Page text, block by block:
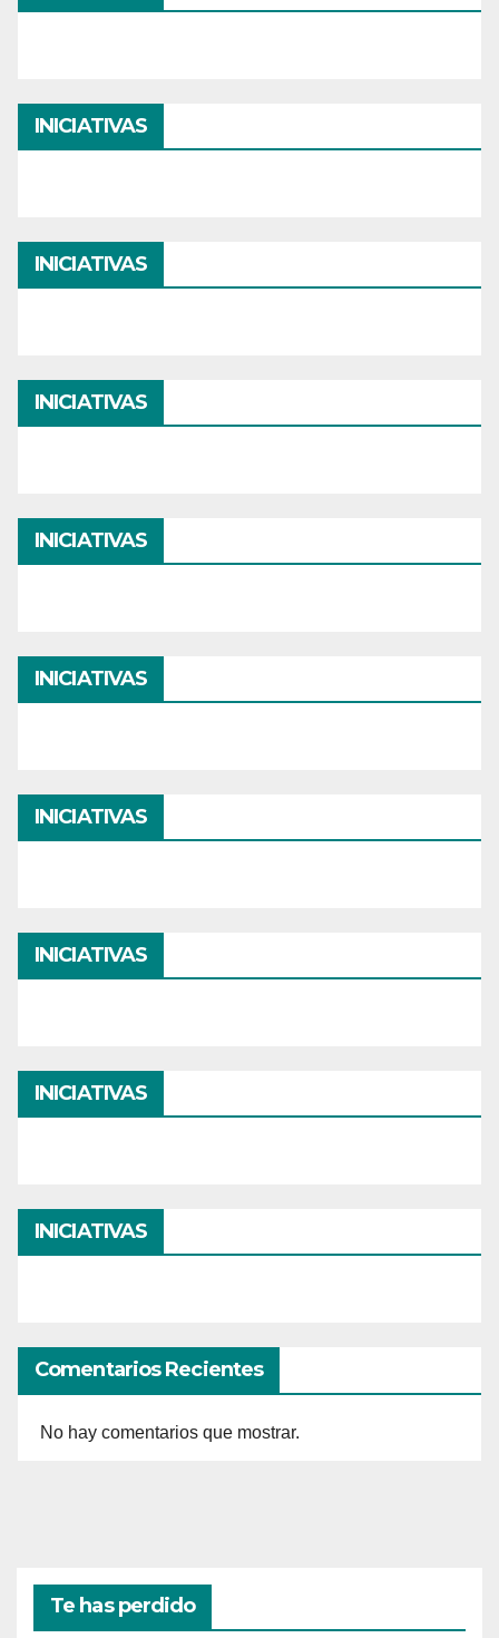
INICIATIVAS
INICIATIVAS
INICIATIVAS
INICIATIVAS
INICIATIVAS
INICIATIVAS
INICIATIVAS
INICIATIVAS
INICIATIVAS
Comentarios Recientes
No hay comentarios que mostrar.
Te has perdido